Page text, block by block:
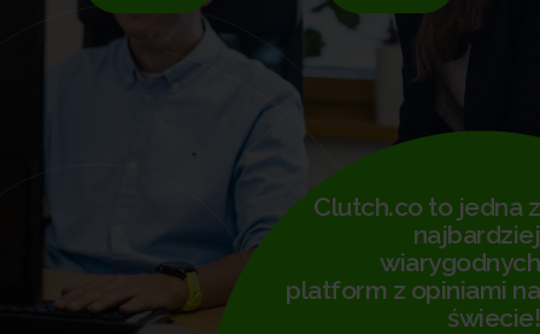
Clutch.co to jedna z
najbardziej
wiarygodnych
platform z opiniami na
świecie!